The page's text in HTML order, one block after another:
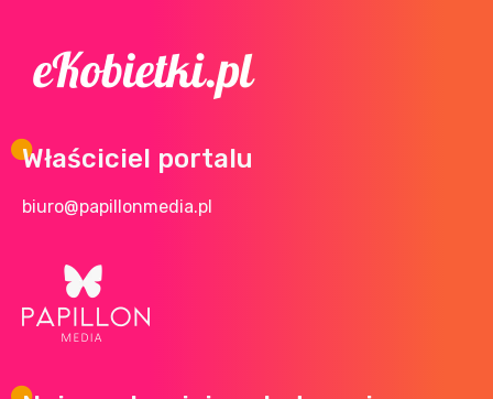
Właściciel portalu
biuro@papillonmedia.pl